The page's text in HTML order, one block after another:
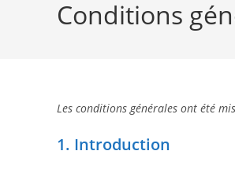
Conditions
Les conditions générales ont été
1. Introduction